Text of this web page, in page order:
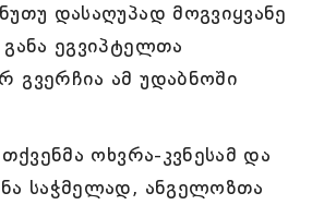
დასაღუპად მოგვიყვანე
ეგვიპტელთა
გვერჩია ამ უდაბნოში
თქვენმა ოხვრა-კვნესამ და
საჭმელად, ანგელოზთა